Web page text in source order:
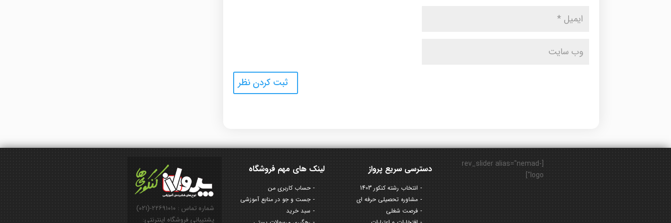
شماره تماس : ۲۲۶۹۱۰۱۰-(۰۲۱)
پشتیبانی فروشگاه اینترنتی:
لینک های مهم فروشگاه
حساب کاربری من
جست و جو در منابع آموزشی
سبد خرید
دسترسی سریع پرواز
انتخاب رشته کنکور 1403
مشاوره تحصیلی حرفه ای
فرصت شغلی
[rev_slider alias="nemad-
logo"]